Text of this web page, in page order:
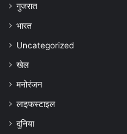
गुजरात
भारत
Uncategorized
खेल
मनोरंजन
लाइफस्टाइल
दुनिया